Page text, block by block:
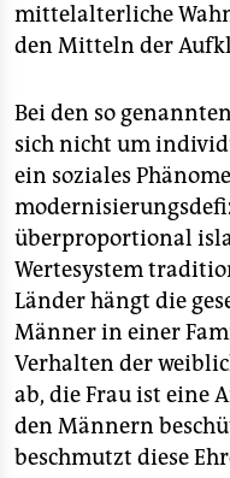
mittelalterliche
den Mitteln der
Bei den so
sich nicht um
ein soziales
überproportional
Wertesystem
Länder hängt die
Männer in einer
Verhalten der
ab, die Frau ist eine
den Männern
beschmutzt diese